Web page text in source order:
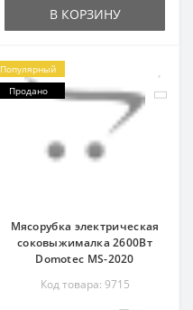
В КОРЗИНУ
Популярный
Продано
Мясорубка электрическая
соковыжималка 2600Вт
Domotec MS-2020
Код товара: 9715